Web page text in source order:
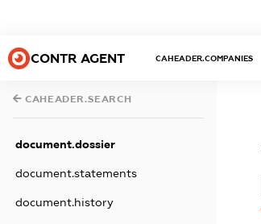
CONTR AGENT CAHEADER.COMPANIES
CAHEADER.SEARCH
document.dossier
document.statements
document.history